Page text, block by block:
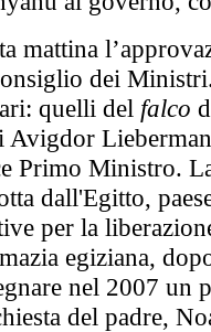
mattina
dei
quelli del falco
Avigdor
Primo Ministro.
dall'Egitto,
per la
egiziana,
nel 2007 un
del padre,